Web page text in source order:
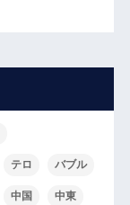
テロ バブル
中国 中東